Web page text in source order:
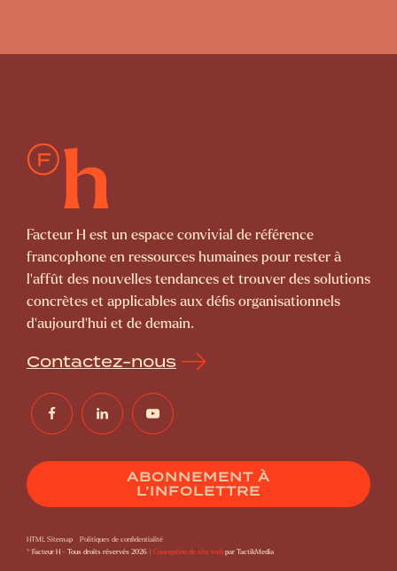
Facteur H est un espace convivial de référence
francophone en ressources humaines pour rester à
l’affût des nouvelles tendances et trouver des solutions
concrètes et applicables aux défis organisationnels
d’aujourd’hui et de demain.
Contactez-nous
ABONNEMENT À
L’INFOLETTRE
HTML Sitemap
Politiques de confidentialité
© Facteur H - Tous droits réservés 2026 | Conception de site web par TactikMedia